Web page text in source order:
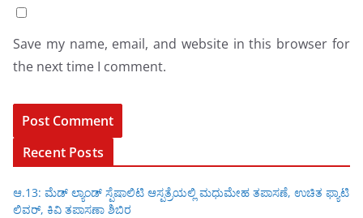
Save my name, email, and website in this browser for
the next time I comment.
Recent Posts
ಆ.13: ಮೆಡ್ ಲ್ಯಾಂಡ್ ಸ್ಪೆಷಾಲಿಟಿ ಆಸ್ಪತ್ರೆಯಲ್ಲಿ ಮಧುಮೇಹ ತಪಾಸಣೆ, ಉಚಿತ ಫ್ಯಾಟಿ
ಲಿವರ್, ಕಿವಿ ತಪಾಸಣಾ ಶಿಬಿರ